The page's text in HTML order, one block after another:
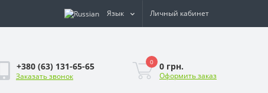
Язык Личный кабинет
+380 (63) 131-65-65
Заказать звонок
0 0 грн.
Оформить заказ